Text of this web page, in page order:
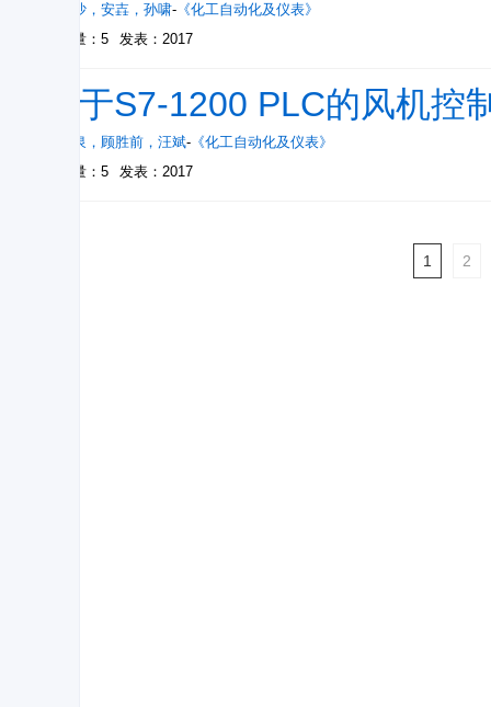
杨沙沙 ， 安壵 ， 孙啸- 《化工自动化及仪表》
被引量：5
发表：2017
基于S7-1200 PLC的风机
刘海泉 ， 顾胜前 ， 汪斌- 《化工自动化及仪表》
被引量：5
发表：2017
1 2